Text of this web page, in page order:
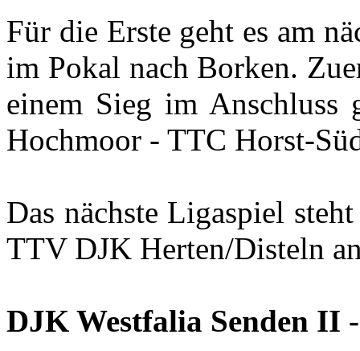
Für die Erste geht es am
im Pokal nach Borken.
einem Sieg im Anschluss
Hochmoor - TTC Horst-
Das nächste Ligaspiel
TTV DJK Herten/Disteln
DJK Westfalia Senden II